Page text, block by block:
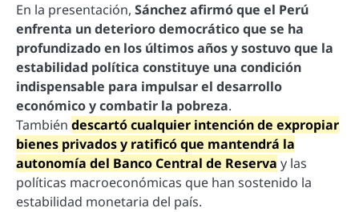
En la presentación, Sánchez afirmó que el Perú
enfrenta un deterioro democrático que se ha
profundizado en los últimos años y sostuvo que la
estabilidad política constituye una condición
indispensable para impulsar el desarrollo
económico y combatir la pobreza.
También descartó cualquier intención de expropiar
bienes privados y ratificó que mantendrá la
autonomía del Banco Central de Reserva y las
políticas macroeconómicas que han sostenido la
estabilidad monetaria del país.